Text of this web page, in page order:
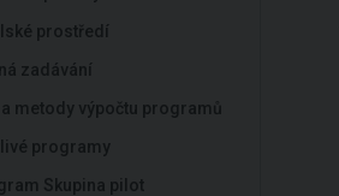
prostředí
zadávání
metody výpočtu programů
programy
Skupina pilot